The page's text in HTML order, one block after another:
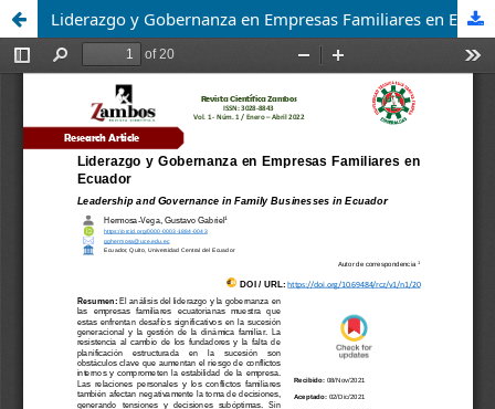
Liderazgo y Gobernanza en Empresas Familiares en Ecuador